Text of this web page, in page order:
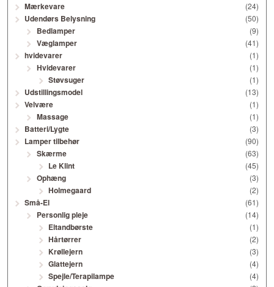
Mærkevare (24)
Udendørs Belysning (50)
Bedlamper (9)
Væglamper (41)
hvidevarer (1)
Hvidevarer (1)
Støvsuger (1)
Udstillingsmodel (13)
Velvære (1)
Massage (1)
Batteri/Lygte (3)
Lamper tilbehør (90)
Skærme (63)
Le Klint (45)
Ophæng (3)
Holmegaard (2)
Små-El (61)
Personlig pleje (14)
Eltandbørste (1)
Hårtørrer (2)
Krøllejern (3)
Glattejern (4)
Spejle/Terapilampe (4)